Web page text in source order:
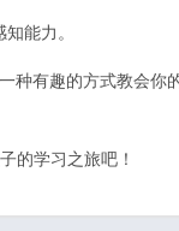
能力。
种有趣的方式教会你
的学习之旅吧！